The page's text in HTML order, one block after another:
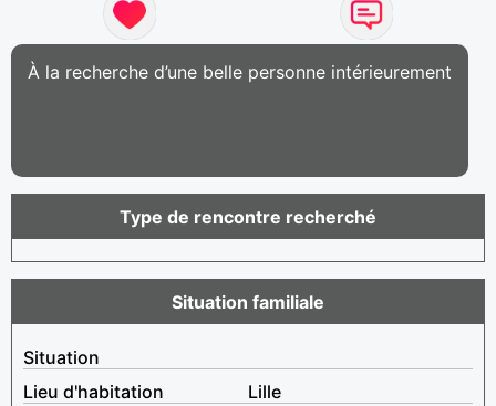
À la recherche d’une belle personne intérieurement
Type de rencontre recherché
Situation familiale
Situation
Lieu d'habitation
Lille